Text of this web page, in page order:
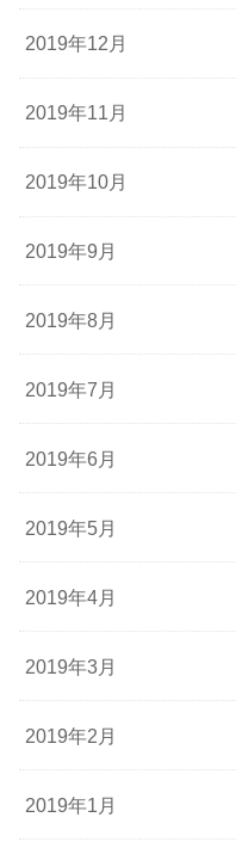
2019年12月
2019年11月
2019年10月
2019年9月
2019年8月
2019年7月
2019年6月
2019年5月
2019年4月
2019年3月
2019年2月
2019年1月